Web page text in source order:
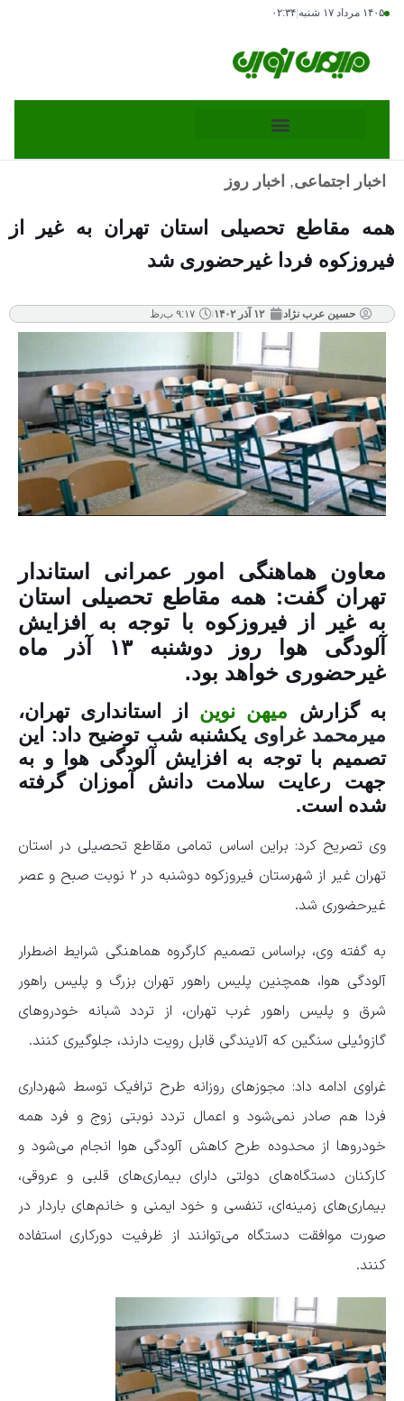
۱۴۰۵ مرداد ۱۷ شنبه ۰۲:۳۴
اخبار اجتماعی, اخبار روز
همه مقاطع تحصیلی استان تهران به‌ غیر از
فیروزکوه فردا غیرحضوری شد
حسین عرب نژاد ۱۲ آذر ۱۴۰۲ ۹:۱۷ ب٫ظ
معاون هماهنگی امور عمرانی استاندار
تهران گفت: همه مقاطع تحصیلی استان
به‌ غیر از فیروزکوه با توجه به افزایش
آلودگی هوا روز دوشنبه ۱۳ آذر ماه
غیرحضوری خواهد بود.
به گزارش میهن نوین از استانداری تهران،
میرمحمد غراوی یکشنبه شب توضیح داد: این
تصمیم با توجه به افزایش آلودگی هوا و به
جهت رعایت سلامت دانش آموزان گرفته
شده است.
وی تصریح کرد: براین اساس تمامی مقاطع تحصیلی در استان
تهران غیر از شهرستان‌ فیروزکوه دوشنبه در ۲ نوبت صبح و عصر
غیرحضوری شد.
به گفته وی، براساس تصمیم کارگروه هماهنگی شرایط اضطرار
آلودگی هوا، همچنین پلیس راهور تهران بزرگ و پلیس راهور
شرق و پلیس راهور غرب تهران، از تردد شبانه خودروهای
گازوئیلی سنگین که آلایندگی قابل رویت دارند، جلوگیری کنند.
غراوی ادامه داد: مجوزهای روزانه طرح ترافیک توسط شهرداری
فردا هم صادر نمی‌شود و اعمال تردد نوبتی زوج و فرد همه
خودروها از محدوده طرح کاهش آلودگی هوا انجام می‌شود و
کارکنان دستگاه‌های دولتی دارای بیماری‌های قلبی و عروقی،
بیماری‌های زمینه‌ای، تنفسی و خود ایمنی و خانم‌های باردار در
صورت موافقت دستگاه می‌توانند از ظرفیت دورکاری استفاده
کنند.